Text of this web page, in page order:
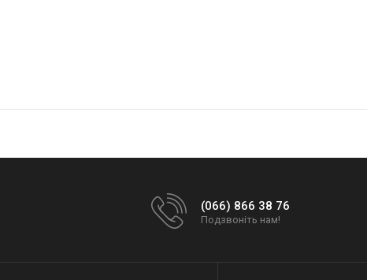
(066) 866 38 76
Подзвоніть нам!